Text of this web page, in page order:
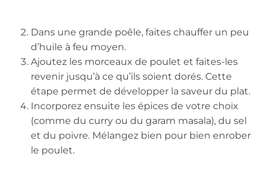
Dans une grande poêle, faites chauffer un peu
d’huile à feu moyen.
Ajoutez les morceaux de poulet et faites-les
revenir jusqu’à ce qu’ils soient dorés. Cette
étape permet de développer la saveur du plat.
Incorporez ensuite les épices de votre choix
(comme du curry ou du garam masala), du sel
et du poivre. Mélangez bien pour bien enrober
le poulet.